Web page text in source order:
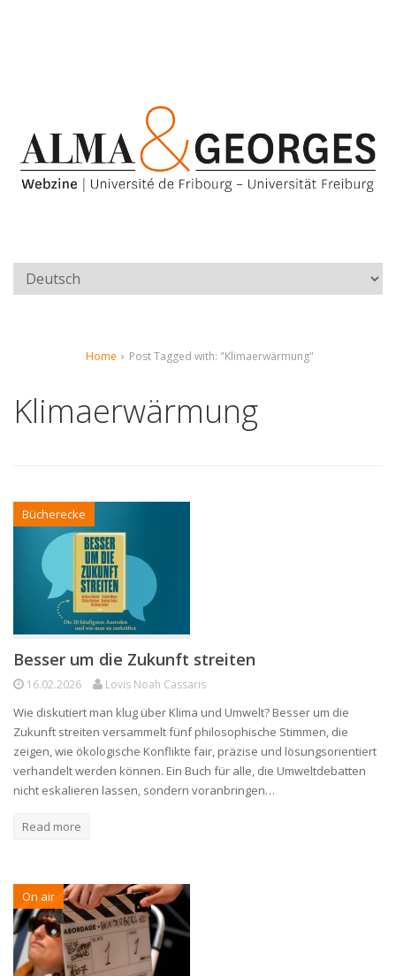
Home › Post Tagged with: "Klimaerwärmung"
Klimaerwärmung
Bücherecke
Besser um die Zukunft streiten
16.02.2026 Lovis Noah Cassaris
Wie diskutiert man klug über Klima und Umwelt? Besser um die
Zukunft streiten versammelt fünf philosophische Stimmen, die
zeigen, wie ökologische Konflikte fair, präzise und lösungsorientiert
verhandelt werden können. Ein Buch für alle, die Umweltdebatten
nicht eskalieren lassen, sondern voranbringen…
Read more
On air